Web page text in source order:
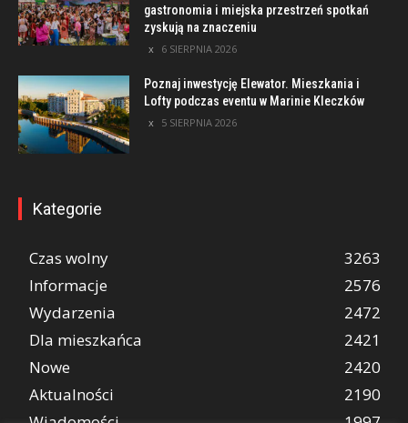
gastronomia i miejska przestrzeń spotkań
zyskują na znaczeniu
6 SIERPNIA 2026
Poznaj inwestycję Elewator. Mieszkania i
Lofty podczas eventu w Marinie Kleczków
5 SIERPNIA 2026
Kategorie
Czas wolny
3263
Informacje
2576
Wydarzenia
2472
Dla mieszkańca
2421
Nowe
2420
Aktualności
2190